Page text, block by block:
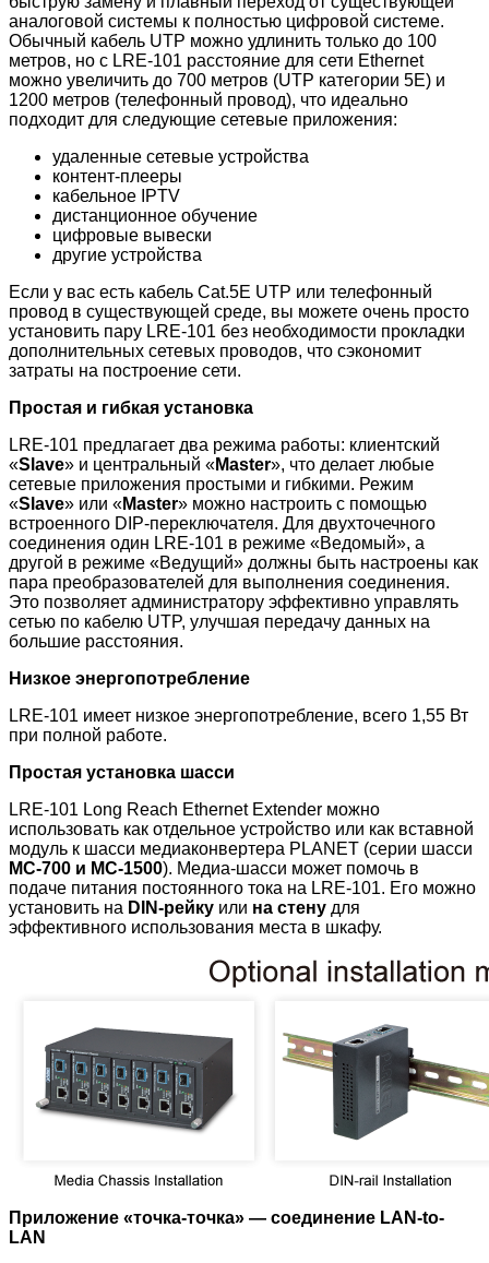
аналоговой системы к полностью цифровой системе.
Обычный кабель UTP можно удлинить только до 100
метров, но с LRE-101 расстояние для сети Ethernet
можно увеличить до 700 метров (UTP категории 5E) и
1200 метров (телефонный провод), что идеально
подходит для следующие сетевые приложения:
удаленные сетевые устройства
контент-плееры
кабельное IPTV
дистанционное обучение
цифровые вывески
другие устройства
Если у вас есть кабель Cat.5E UTP или телефонный
провод в существующей среде, вы можете очень просто
установить пару LRE-101 без необходимости прокладки
дополнительных сетевых проводов, что сэкономит
затраты на построение сети.
Простая и гибкая установка
LRE-101 предлагает два режима работы: клиентский
«Slave» и центральный «Master», что делает любые
сетевые приложения простыми и гибкими. Режим
«Slave» или «Master» можно настроить с помощью
встроенного DIP-переключателя. Для двухточечного
соединения один LRE-101 в режиме «Ведомый», а
другой в режиме «Ведущий» должны быть настроены как
пара преобразователей для выполнения соединения.
Это позволяет администратору эффективно управлять
сетью по кабелю UTP, улучшая передачу данных на
большие расстояния.
Низкое энергопотребление
LRE-101 имеет низкое энергопотребление, всего 1,55 Вт
при полной работе.
Простая установка шасси
LRE-101 Long Reach Ethernet Extender можно
использовать как отдельное устройство или как вставной
модуль к шасси медиаконвертера PLANET (серии шасси
MC-700 и MC-1500). Медиа-шасси может помочь в
подаче питания постоянного тока на LRE-101. Его можно
установить на DIN-рейку или на стену для
эффективного использования места в шкафу.
Приложение «точка-точка» — соединение LAN-to-
LAN